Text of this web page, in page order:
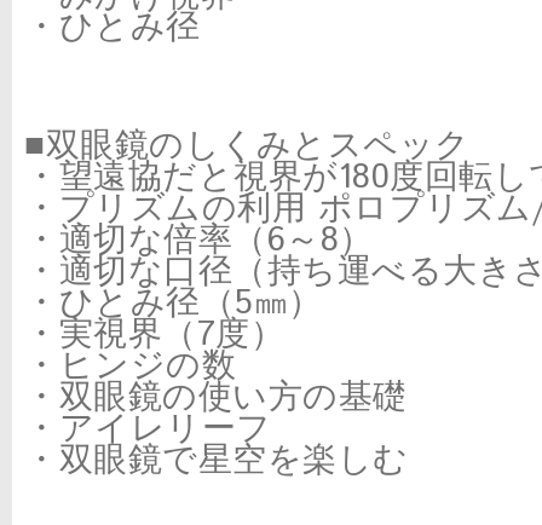
・ひとみ径
■双眼鏡のしくみとスペック
・望遠協だと視界が180度回転
・プリズムの利用 ポロプリズ
・適切な倍率（6～8）
・適切な口径（持ち運べる大き
・ひとみ径（5㎜）
・実視界（7度）
・ヒンジの数
・双眼鏡の使い方の基礎
・アイレリーフ
・双眼鏡で星空を楽しむ